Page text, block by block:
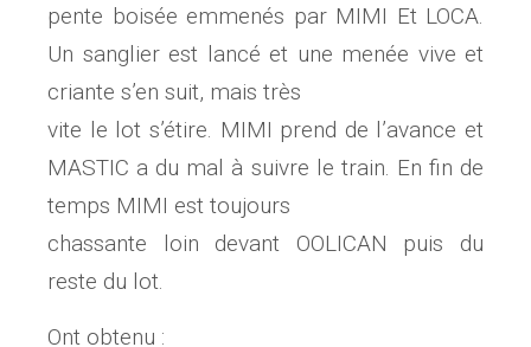
pente boisée emmenés par MIMI Et LOCA.
Un sanglier est lancé et une menée vive et
criante s’en suit, mais très
vite le lot s’étire. MIMI prend de l’avance et
MASTIC a du mal à suivre le train. En fin de
temps MIMI est toujours
chassante loin devant OOLICAN puis du
reste du lot.
Ont obtenu :